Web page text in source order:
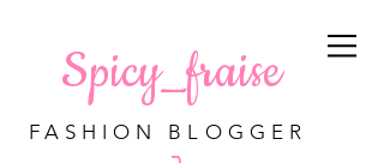
Spicy_fraise
FASHION BLOGGER